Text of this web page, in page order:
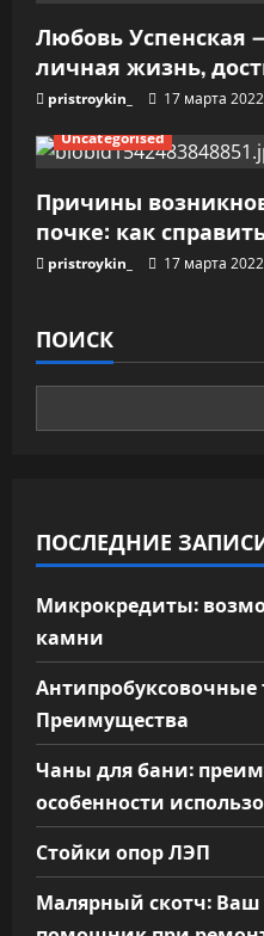
Любовь Успенская
личная жизнь,
pristroykin_ 17 марта 2022
Uncategorised
Причины
почке: как
pristroykin_ 17 марта 2022
ПОИСК
ПОСЛЕДНИЕ
Микрокредиты:
камни
Антипробуксовочные
Преимущества
Чаны для бани:
особенности
Стойки опор ЛЭП
Малярный скотч: